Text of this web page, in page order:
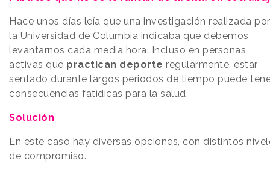
Hace unos días leía que una investigación realizada por
la Universidad de Columbia indicaba que debemos
levantarnos cada media hora. Incluso en personas
activas que practican deporte regularmente, estar
sentado durante largos periodos de tiempo puede
consecuencias fatídicas para la salud.
Solución
En este caso hay diversas opciones, con distintos
de compromiso.